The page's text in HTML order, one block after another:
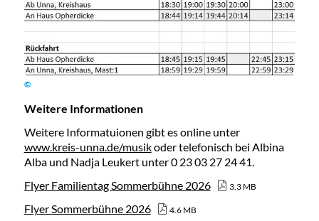
©
Weitere Informationen
Weitere Informatuionen gibt es online unter
www.kreis-unna.de/musikoder telefonisch bei Albina
Alba und Nadja Leukert unter 0 23 03 27 24 41.
Flyer Familientag Sommerbühne 2026
3.3 MB
Flyer Sommerbühne 2026 4.6 MB